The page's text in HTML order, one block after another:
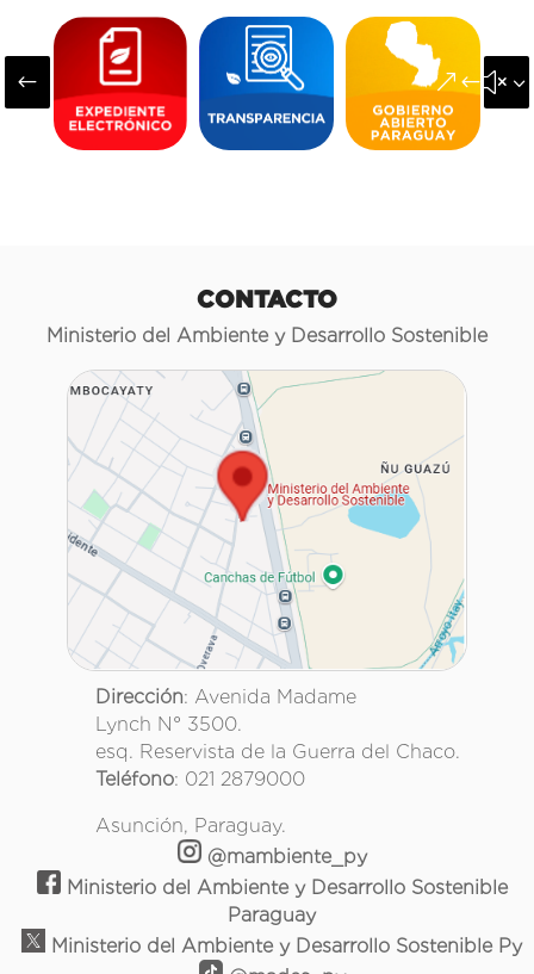
#
CONTACTO
Ministerio del Ambiente y Desarrollo Sostenible
Dirección: Avenida Madame
Lynch N° 3500.
esq. Reservista de la Guerra del Chaco.
Teléfono: 021 2879000
Asunción, Paraguay.
@mambiente_py
Ministerio del Ambiente y Desarrollo Sostenible
Paraguay
Ministerio del Ambiente y Desarrollo Sostenible Py